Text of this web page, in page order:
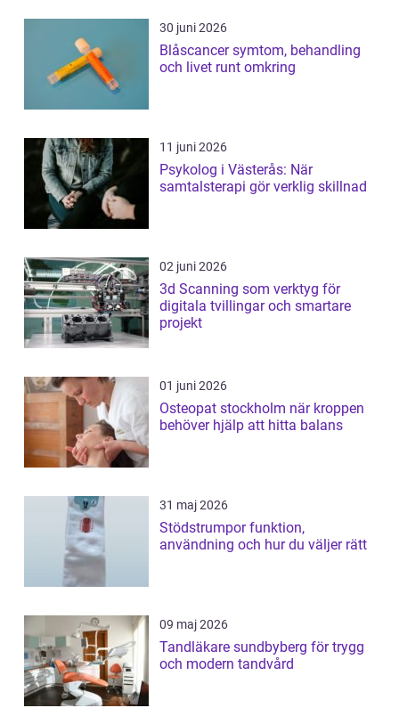
30 juni 2026
Blåscancer symtom, behandling
och livet runt omkring
11 juni 2026
Psykolog i Västerås: När
samtalsterapi gör verklig skillnad
02 juni 2026
3d Scanning som verktyg för
digitala tvillingar och smartare
projekt
01 juni 2026
Osteopat stockholm när kroppen
behöver hjälp att hitta balans
31 maj 2026
Stödstrumpor funktion,
användning och hur du väljer rätt
09 maj 2026
Tandläkare sundbyberg för trygg
och modern tandvård